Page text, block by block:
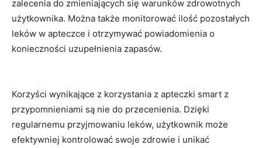
‍zalecenia do zmieniających się warunków zdrowotnych⁤
użytkownika. ​Można​ także monitorować ilość pozostałych
leków w apteczce‍ i otrzymywać powiadomienia o
konieczności uzupełnienia zapasów.
Korzyści​ wynikające z korzystania z ⁣apteczki smart ‍z
⁣przypomnieniami są nie do przecenienia. ⁣Dzięki
regularnemu przyjmowaniu‌ leków, ‍użytkownik⁣ może
efektywniej kontrolować‌ swoje zdrowie​ i unikać